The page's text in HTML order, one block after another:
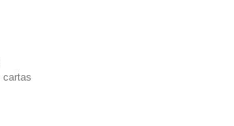
cartas